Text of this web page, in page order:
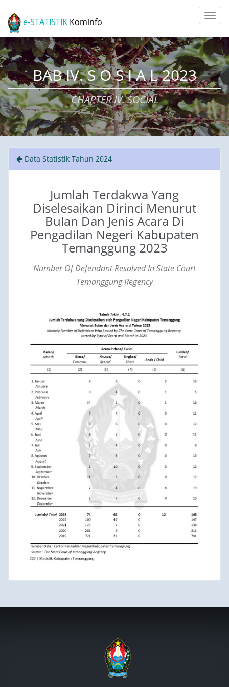
e-STATISTIK Kominfo
BAB IV. S O S I A L 2023
CHAPTER IV. SOCIAL
Data Statistik Tahun 2024
Jumlah Terdakwa Yang
Diselesaikan Dirinci Menurut
Bulan Dan Jenis Acara Di
Pengadilan Negeri Kabupaten
Temanggung 2023
Number Of Defendant Resolved In State Court
Temanggung Regency